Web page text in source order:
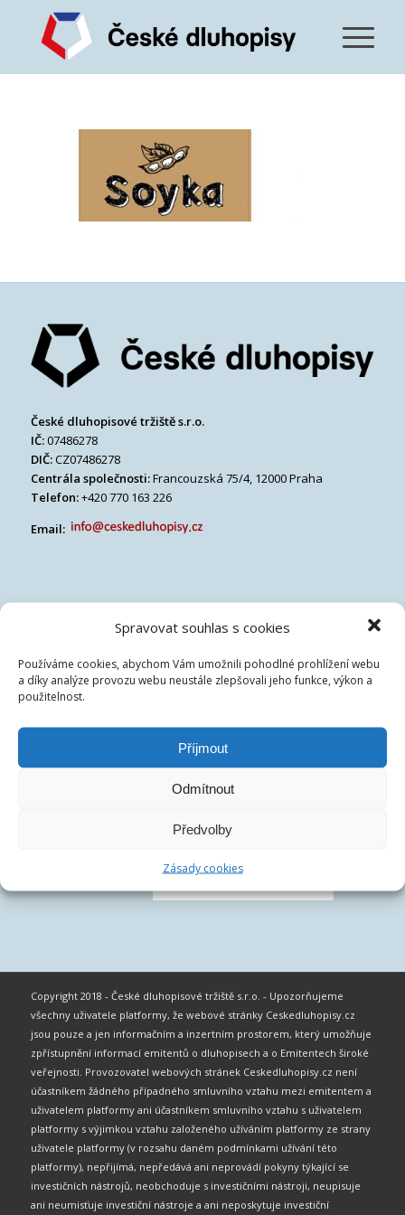
Spravovat souhlas s cookies
Používáme cookies, abychom Vám umožnili pohodlné prohlížení webu
a díky analýze provozu webu neustále zlepšovali jeho funkce, výkon a
použitelnost.
Příjmout
Odmítnout
Předvolby
Zásady cookies
České dluhopisové tržiště s.r.o.
IČ:07486278
DIČ:CZ07486278
Centrála společnosti:Francouzská 75/4, 12000 Praha
Telefon:+420 770 163 226
Email:
Copyright 2018 - České dluhopisové tržiště s.r.o. - Upozorňujeme
všechny uživatele platformy, že webové stránky Ceskedluhopisy.cz
jsou pouze a jen informačním a inzertním prostorem, který umožňuje
zpřístupnění informací emitentů o dluhopisech a o Emitentech široké
veřejnosti. Provozovatel webových stránek Ceskedluhopisy.cz není
účastníkem žádného případného smluvního vztahu mezi emitentem a
uživatelem platformy ani účastníkem smluvního vztahu s uživatelem
platformy s výjimkou vztahu založeného užíváním platformy ze strany
uživatele platformy (v rozsahu daném podmínkami užívání této
platformy), nepřijímá, nepředává ani neprovádí pokyny týkající se
investičních nástrojů, neobchoduje s investičními nástroji, neupisuje
ani neumisťuje investiční nástroje a ani neposkytuje investiční